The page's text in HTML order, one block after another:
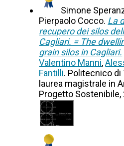
Simone
Pierpaolo Cocco. La
recupero dei silos
Cagliari. = The
grain silos in Cagliari.
Valentino Manni,
Fantilli. Politecnico di
laurea magistrale in
Progetto Sostenibile,